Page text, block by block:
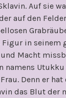
Auf sie
auf den
Figur in seinem
Macht
namens
Denn er
das Blut der